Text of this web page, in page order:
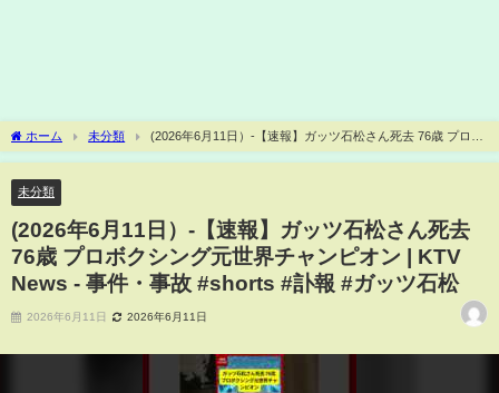
ホーム 未分類
(2026年6月11日）-【速報】ガッツ石松さん死去 76歳 プロボ
クシング元世界チャンピオン | KTV News - 事件・事故 #shorts #訃報 #ガッツ石松
未分類
(2026年6月11日）-【速報】ガッツ石松さん死去
76歳 プロボクシング元世界チャンピオン | KTV
News - 事件・事故 #shorts #訃報 #ガッツ石松
2026年6月11日 2026年6月11日